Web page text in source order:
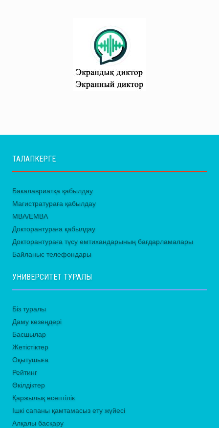
ТАЛАПКЕРГЕ
Бакалавриатқа қабылдау
Магистратураға қабылдау
MBA/EMBA
Докторантураға қабылдау
Докторантураға түсу емтихандарының бағдарламалары
Байланыс телефондары
УНИВЕРСИТЕТ ТУРАЛЫ
Біз туралы
Даму кезеңдері
Басшылар
Жетістіктер
Оқытушыға
Рейтинг
Өкілдіктер
Қаржылық есептілік
Ішкі сапаны қамтамасыз ету жүйесі
Алқалы басқару